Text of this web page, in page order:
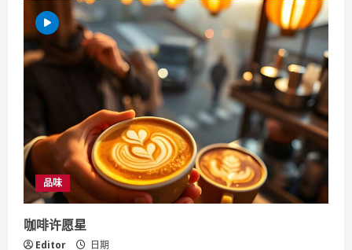
e
R
a
d
i
品味
咖啡许愿星
Editor 日期